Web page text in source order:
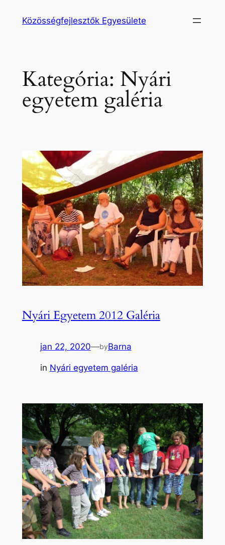
Közösségfejlesztők Egyesülete
Kategória: Nyári
egyetem galéria
Nyári Egyetem 2012 Galéria
jan 22, 2020—byBarna
in Nyári egyetem galéria